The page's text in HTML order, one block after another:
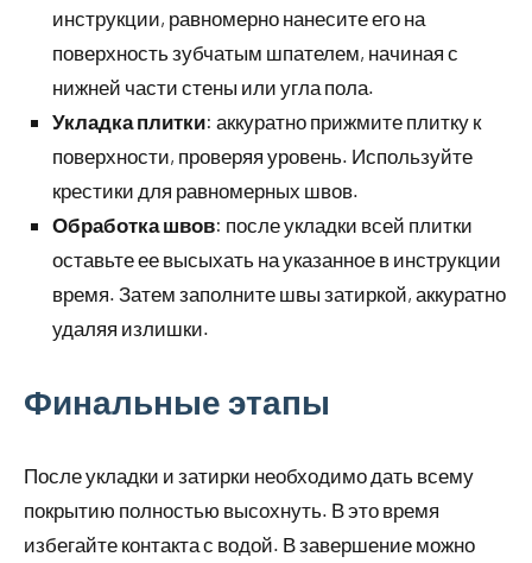
инструкции, равномерно нанесите его на
поверхность зубчатым шпателем, начиная с
нижней части стены или угла пола.
Укладка плитки: аккуратно прижмите плитку к
поверхности, проверяя уровень. Используйте
крестики для равномерных швов.
Обработка швов: после укладки всей плитки
оставьте ее высыхать на указанное в инструкции
время. Затем заполните швы затиркой, аккуратно
удаляя излишки.
Финальные этапы
После укладки и затирки необходимо дать всему
покрытию полностью высохнуть. В это время
избегайте контакта с водой. В завершение можно